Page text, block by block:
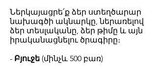
Ներկայացրե՛ք ձեր ստեղծարար
նախագծի ակնարկը, ներառելով
ձեր տեսլականը, ձեր թիմը և այն
իրականացնելու ծրագիրը։
- Բյուջե (մինչև 500 բառ)